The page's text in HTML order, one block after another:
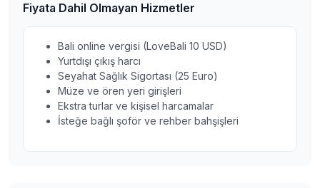
Fiyata Dahil Olmayan Hizmetler
Bali online vergisi (LoveBali 10 USD)
Yurtdışı çıkış harcı
Seyahat Sağlık Sigortası (25 Euro)
Müze ve ören yeri girişleri
Ekstra turlar ve kişisel harcamalar
İsteğe bağlı şoför ve rehber bahşişleri